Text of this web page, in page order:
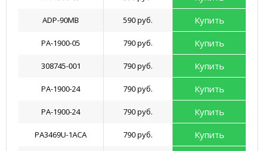
ADP-90MB 590 руб. Купить
PA-1900-05 790 руб. Купить
308745-001 790 руб. Купить
PA-1900-24 790 руб. Купить
PA-1900-24 790 руб. Купить
PA3469U-1ACA 790 руб. Купить